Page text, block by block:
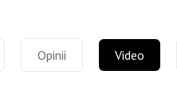
Opinii Video